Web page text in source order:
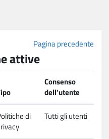
Pagina precedente
attive
Consenso
dell'utente
di
Tutti gli utenti